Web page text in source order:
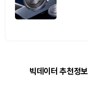
빅데이터 추천정보